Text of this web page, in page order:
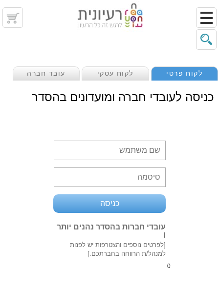
לקוח פרטי לקוח עסקי עובד חברה
כניסה לעובדי חברה ומועדונים בהסדר
עובדי חברות בהסדר נהנים יותר
!
[לפרטים נוספים והצטרפות יש לפנות
למנהל/ת הרווחה בחברתכם.]
0